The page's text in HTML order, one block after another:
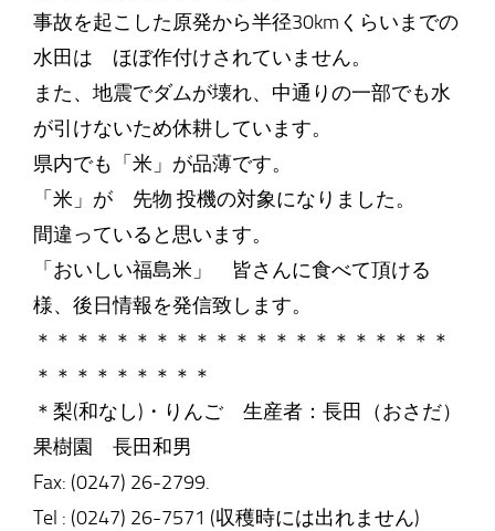
事故を起こした原発から半径30kmくらいまでの
水田は ほぼ作付けされていません。
また、地震でダムが壊れ、中通りの一部でも水
が引けないため休耕しています。
県内でも「米」が品薄です。
「米」が 先物 投機の対象になりました。
間違っていると思います。
「おいしい福島米」 皆さんに食べて頂ける
様、後日情報を発信致します。
＊＊＊＊＊＊＊＊＊＊＊＊＊＊＊＊＊＊＊＊＊
＊＊＊＊＊＊＊＊＊
＊梨(和なし)・りんご 生産者：長田（おさだ）
果樹園 長田和男
Fax: (0247) 26-2799.
Tel : (0247) 26-7571 (収穫時には出れません)